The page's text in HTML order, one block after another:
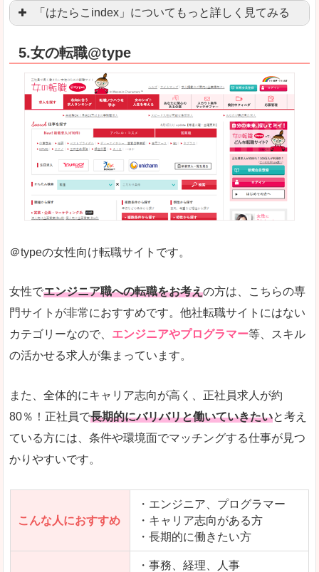
「はたらこindex」についてもっと詳しく見てみる
良いところ
求人が毎時更新されます！（他社求人サイトは週
希望職種の平均時給が瞬時にわかります。アルバ
求人数が多すぎて、逆に絞り込みに悩んだり、迷
雇用形態にもよりますが、給与額に幅があります。
詳しい説明
希望する職種の平均時給がすぐにわかるので、給
また、他社転職サイトにはない日払いや週払いと
新着案件が続々とアップされるので、転職を急い
人気度
また、上戸彩さんのCMでおなじみなこともあり
使いやすさ
全体的にオレンジ色のトーンで、見ていても疲れ
「はたらこindex」で「積丹郡積丹町」の
求人を含んだページを見てみる
5.女の転職@type
＠typeの女性向け転職サイトです。
女性でエンジニア職への転職をお考えの方は、こちらの専
門サイトが非常におすすめです。他社転職サイトにはない
カテゴリーなので、 エンジニアやプログラマー等、スキル
の活かせる求人が集まっています。
また、全体的にキャリア志向が高く、正社員求人が約
80％！正社員で長期的にバリバリと働いていきたいと考え
ている方には、条件や環境面でマッチングする仕事が見つ
かりやすいです。
こんな人におすすめ
・エンジニア、プログラマー
・キャリア志向がある方
・長期的に働きたい方
・事務、経理、人事